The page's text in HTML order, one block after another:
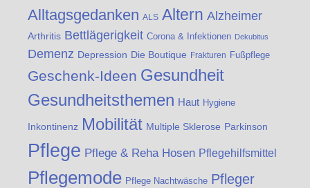
Alltagsgedanken ALS Altern Alzheimer
Arthritis Bettlägerigkeit Corona & Infektionen Dekubitus
Demenz Depression Die Boutique Frakturen Fußpflege
Geschenk-Ideen Gesundheit
Gesundheitsthemen Haut Hygiene
Inkontinenz Mobilität Multiple Sklerose Parkinson
Pflege Pflege & Reha Hosen Pflegehilfsmittel
Pflegemode Pflege Nachtwäsche Pfleger